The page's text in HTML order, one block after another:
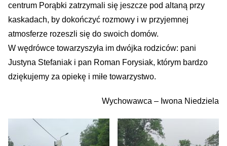
centrum Porąbki zatrzymali się jeszcze pod altaną przy
kaskadach, by dokończyć rozmowy i w przyjemnej
atmosferze rozeszli się do swoich domów.
W wędrówce towarzyszyła im dwójka rodziców: pani
Justyna Stefaniak i pan Roman Forysiak, którym bardzo
dziękujemy za opiekę i miłe towarzystwo.
Wychowawca – Iwona Niedziela